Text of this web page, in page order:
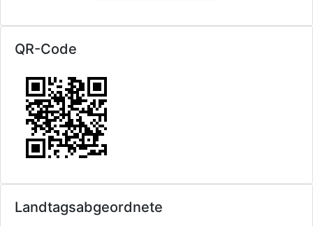
QR-Code
Landtagsabgeordnete